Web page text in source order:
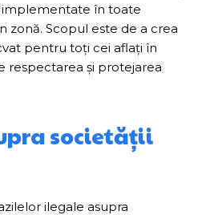
în toate
zonă. Scopul este de a crea
pentru toți cei aflați în
respectarea și protejarea
societății
ilegale asupra